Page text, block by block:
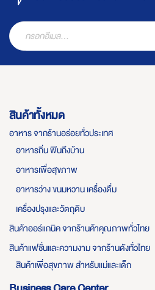
สินค้าทั้งหมด
อาหาร จากร้านอร่อยทั่วประเทศ
อาหารถิ่น ฟินถึงบ้าน
อาหารเพื่อสุขภาพ
อาหารว่าง ขนมหวาน เครื่องดื่ม
เครื่องปรุงและวัตถุดิบ
สินค้าออร์แกนิค จากร้านค้าคุณภาพทั่วไทย
สินค้าแฟชั่นและความงาม จากร้านดังทั่วไทย
สินค้าเพื่อสุขภาพ สำหรับแม่และเด็ก